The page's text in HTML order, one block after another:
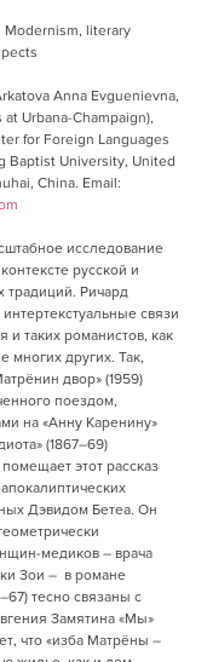
Modernism, literary
Anna Evguenievna,
Urbana-Champaign),
for Foreign Languages
Baptist University, United
China. Email:
исследование
русской и
традиций. Ричард
связи
таких романистов, как
многих других. Так,
двор» (1959)
поездом,
на «Анну Каренину»
(1867–69)
этот рассказ
Дэвидом Бетеа. Он
медиков – врача
Зои –  в романе
тесно связаны с
Замятина «Мы»
что «изба Матрёны –